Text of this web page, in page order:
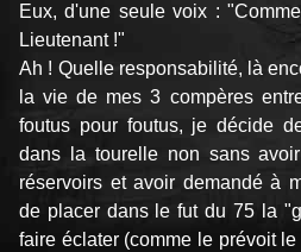
Eux, d'une seule voix :
Lieutenant !"
Ah ! Quelle responsabilité, là
la vie de mes 3 compères
foutus pour foutus, je décide
dans la tourelle non sans
réservoirs et avoir demandé à
de placer dans le fut du 75 la
faire éclater (comme le prévoit